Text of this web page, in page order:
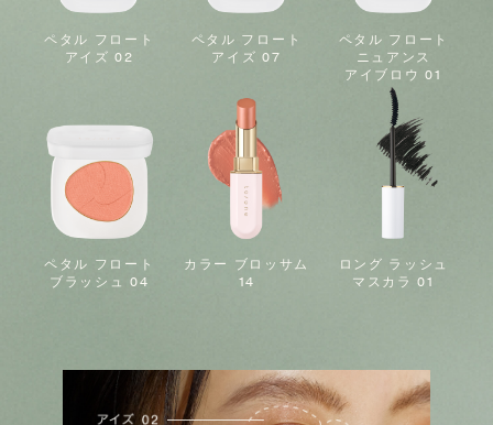
ペタル フロート
アイズ 02
ペタル フロート
アイズ 07
ペタル フロート
ニュアンス
アイブロウ 01
ペタル フロート
ブラッシュ 04
カラー ブロッサム
14
ロング ラッシュ
マスカラ 01